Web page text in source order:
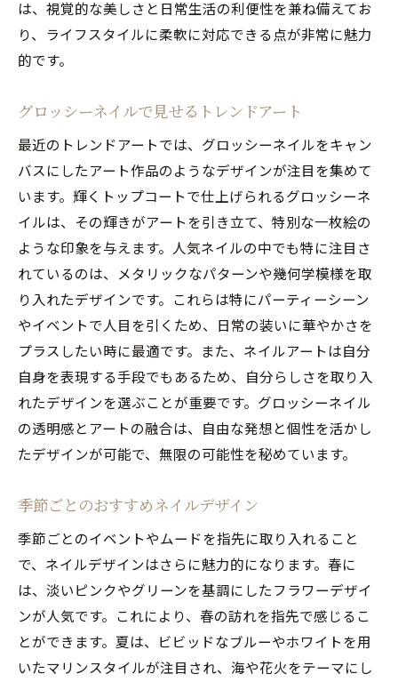
は、視覚的な美しさと日常生活の利便性を兼ね備えてお
り、ライフスタイルに柔軟に対応できる点が非常に魅力
的です。
グロッシーネイルで見せるトレンドアート
最近のトレンドアートでは、グロッシーネイルをキャン
バスにしたアート作品のようなデザインが注目を集めて
います。輝くトップコートで仕上げられるグロッシーネ
イルは、その輝きがアートを引き立て、特別な一枚絵の
ような印象を与えます。人気ネイルの中でも特に注目さ
れているのは、メタリックなパターンや幾何学模様を取
り入れたデザインです。これらは特にパーティーシーン
やイベントで人目を引くため、日常の装いに華やかさを
プラスしたい時に最適です。また、ネイルアートは自分
自身を表現する手段でもあるため、自分らしさを取り入
れたデザインを選ぶことが重要です。グロッシーネイル
の透明感とアートの融合は、自由な発想と個性を活かし
たデザインが可能で、無限の可能性を秘めています。
季節ごとのおすすめネイルデザイン
季節ごとのイベントやムードを指先に取り入れること
で、ネイルデザインはさらに魅力的になります。春に
は、淡いピンクやグリーンを基調にしたフラワーデザイ
ンが人気です。これにより、春の訪れを指先で感じるこ
とができます。夏は、ビビッドなブルーやホワイトを用
いたマリンスタイルが注目され、海や花火をテーマにし